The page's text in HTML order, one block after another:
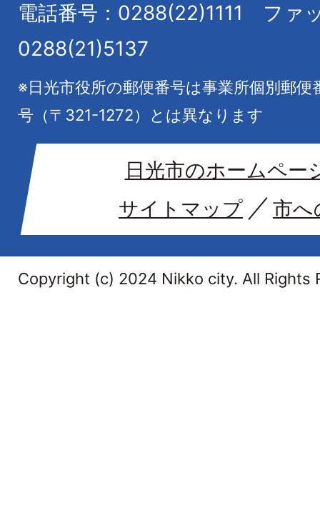
電話番号：0288(22)1111
ファ
0288(21)5137
※日光市役所の郵便番号は事業所個別郵
号（〒321-1272）とは異なります
日光市のホームペー
サイトマップ
市へ
Copyright (c) 2024 Nikko city. All Rights